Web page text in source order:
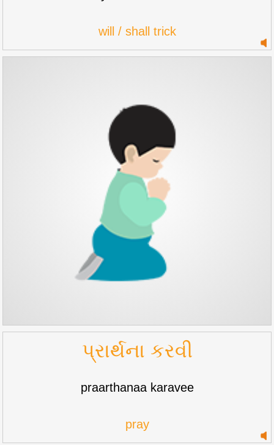
will / shall trick
પ્રાર્થના કરવી
praarthanaa karavee
pray